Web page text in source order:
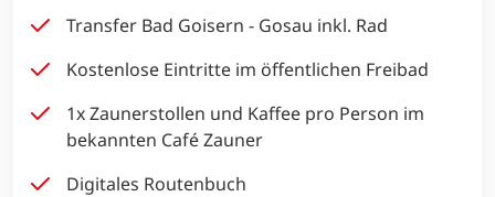
Transfer Bad Goisern - Gosau inkl. Rad
Kostenlose Eintritte im öffentlichen Freibad
1x Zaunerstollen und Kaffee pro Person im
bekannten Café Zauner
Digitales Routenbuch